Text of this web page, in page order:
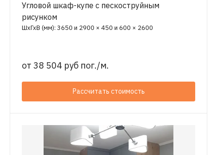
Угловой шкаф-купе с пескоструйным
рисунком
ШхГхВ (мм): 3650 и 2900 × 450 и 600 × 2600
от 38 504 руб пог./м.
Рассчитать стоимость